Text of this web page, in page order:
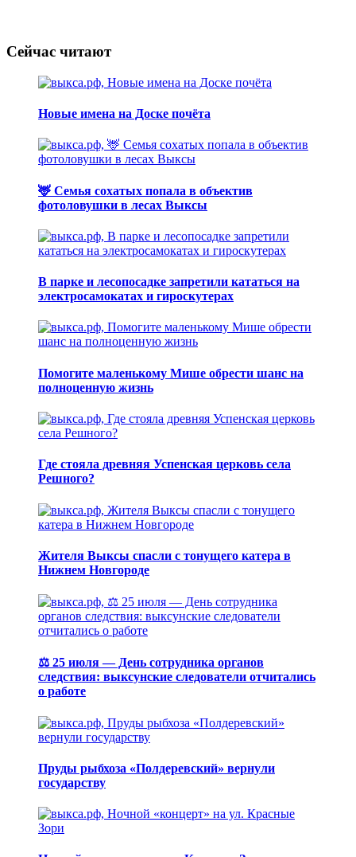
Сейчас читают
Новые имена на Доске почёта
🦌 Семья сохатых попала в объектив
фотоловушки в лесах Выксы
В парке и лесопосадке запретили кататься на
электросамокатах и гироскутерах
Помогите маленькому Мише обрести шанс на
полноценную жизнь
Где стояла древняя Успенская церковь села
Решного?
Жителя Выксы спасли с тонущего катера в
Нижнем Новгороде
⚖️ 25 июля — День сотрудника органов
следствия: выксунские следователи отчитались
о работе
Пруды рыбхоза «Полдеревский» вернули
государству